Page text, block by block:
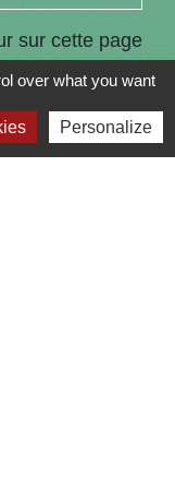
sur cette page
over what you want
Personalize